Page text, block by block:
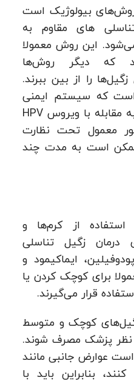
روش‌های بیولوژیک است
های مقاوم به
این روش معمولا
که دیگر روش‌ها
را از بین ببرند.
است که سیستم ایمنی
بدن را تحریک می‌کند تا به مقابله با ویروس HPV
معمول تحت نظارت
است به مدت چند
از کرم‌ها و
درمان زگیل تناسلی
ایماکیمود و
برای کوچک کردن یا
قرار می‌گیرند.
زگیل‌های کوچک و متوسط
نظر پزشک مصرف شوند.
عوارض جانبی مانند
بنابراین باید با